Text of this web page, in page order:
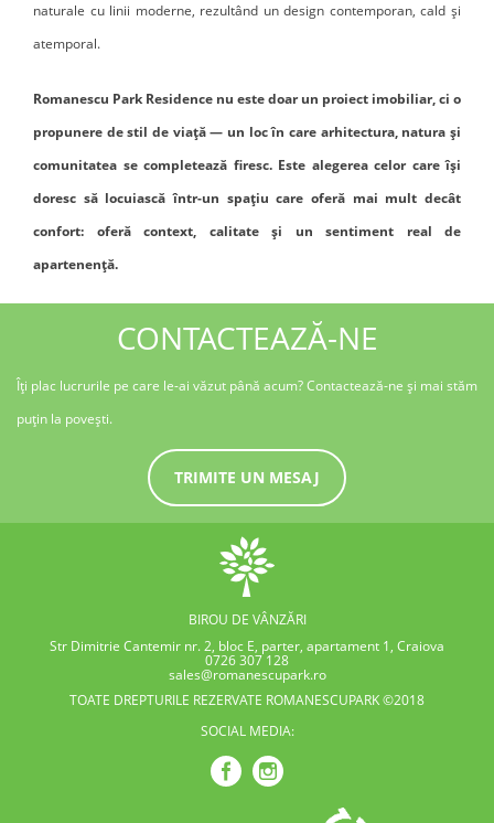
naturale cu linii moderne, rezultând un design contemporan, cald și
atemporal.
Romanescu Park Residence nu este doar un proiect imobiliar, ci o
propunere de stil de viață — un loc în care arhitectura, natura și
comunitatea se completează firesc. Este alegerea celor care își
doresc să locuiască într-un spațiu care oferă mai mult decât
confort: oferă context, calitate și un sentiment real de
apartenență.
CONTACTEAZĂ-NE
Îți plac lucrurile pe care le-ai văzut până acum? Contactează-ne și mai stăm
puțin la povești.
TRIMITE UN MESAJ
BIROU DE VÂNZĂRI
Str Dimitrie Cantemir nr. 2, bloc E, parter, apartament 1, Craiova
0726 307 128
sales@romanescupark.ro
TOATE DREPTURILE REZERVATE ROMANESCUPARK ©2018
SOCIAL MEDIA: